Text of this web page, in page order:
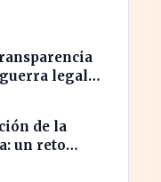
legal
de la
un reto